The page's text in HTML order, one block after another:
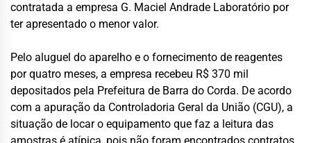
contratada a empresa G. Maciel Andrade Laboratório por
ter apresentado o menor valor.
Pelo aluguel do aparelho e o fornecimento de reagentes
por quatro meses, a empresa recebeu R$ 370 mil
depositados pela Prefeitura de Barra do Corda. De acordo
com a apuração da Controladoria Geral da União (CGU), a
situação de locar o equipamento que faz a leitura das